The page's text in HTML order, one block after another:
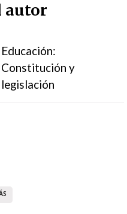
autor
Educación:
Constitución y
legislación